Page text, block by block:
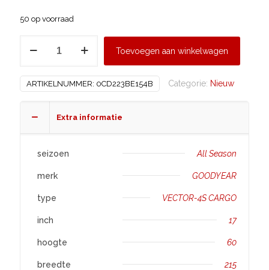
50 op voorraad
VECTOR-
CARGO
Toevoegen aan winkelwagen
ARTIKELNUMMER: 0CD223BE154B Categorie: Nieuw
Extra informatie
seizoen All Season
merk GOODYEAR
type VECTOR-4S CARGO
inch 17
hoogte 60
breedte 215